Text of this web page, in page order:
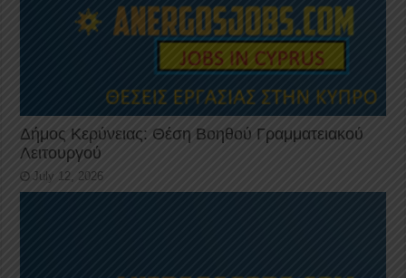
Δήμος Κερύνειας: Θέση Βοηθού Γραμματειακού
Λειτουργού
July 12, 2026